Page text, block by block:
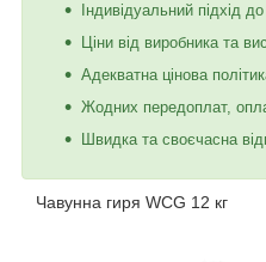
Індивідуальний підхід
Ціни від виробника та
Адекватна цінова
Жодних передоплат,
Швидка та своєчасна
Чавунна гиря WCG 12 кг